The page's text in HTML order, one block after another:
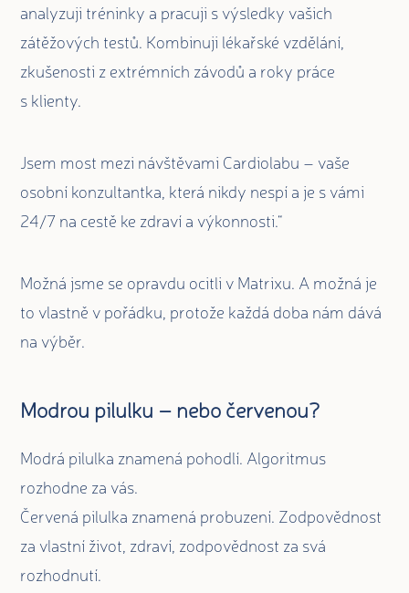
analyzuji tréninky a pracuji s výsledky vašich
zátěžových testů. Kombinuji lékařské vzdělání,
zkušenosti z extrémních závodů a roky práce
s klienty.
Jsem most mezi návštěvami Cardiolabu – vaše
osobní konzultantka, která nikdy nespí a je s vámi
24/7 na cestě ke zdraví a výkonnosti.“
Možná jsme se opravdu ocitli v Matrixu. A možná je
to vlastně v pořádku, protože každá doba nám dává
na výběr.
Modrou pilulku – nebo červenou?
Modrá pilulka znamená pohodlí. Algoritmus
rozhodne za vás.
Červená pilulka znamená probuzení. Zodpovědnost
za vlastní život, zdraví, zodpovědnost za svá
rozhodnutí.